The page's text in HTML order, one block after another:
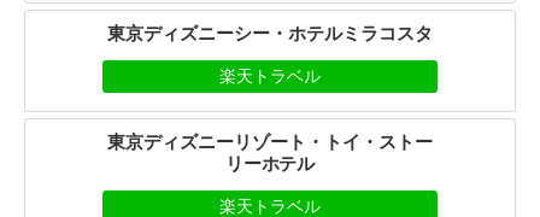
東京ディズニーシー・ホテルミラコスタ
楽天トラベル
東京ディズニーリゾート・トイ・ストー
リーホテル
楽天トラベル